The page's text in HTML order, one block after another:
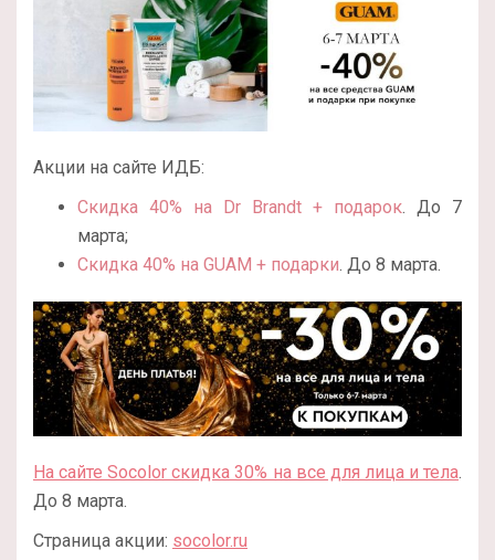
Акции на сайте ИДБ:
Скидка 40% на Dr Brandt + подарок. До 7
марта;
Скидка 40% на GUAM + подарки. До 8 марта.
На сайте Socolor скидка 30% на все для лица и тела.
До 8 марта.
Страница акции: socolor.ru